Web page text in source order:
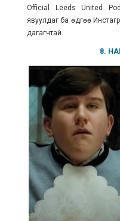
Official Leeds United
явуулдаг ба өдгөө
дагагчтай.
8.